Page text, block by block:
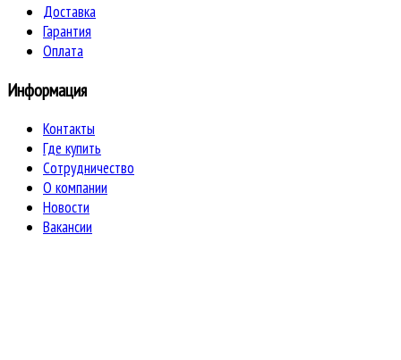
Доставка
Гарантия
Оплата
Информация
Контакты
Где купить
Сотрудничество
О компании
Новости
Вакансии